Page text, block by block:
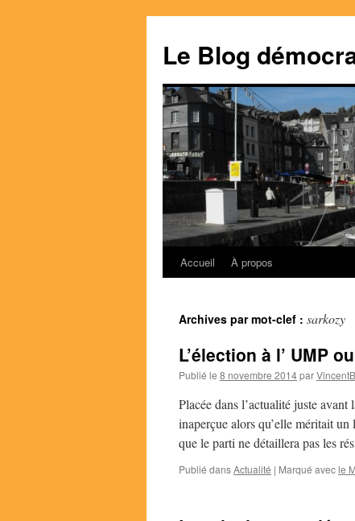
Le Blog
Aller
contenu
Accueil À propos
Archives par mot-clef : sarkozy
L’élection à l’ UMP
Publié le 8 novembre 2014parVincentB
Placée dans l’actualité juste
inaperçue alors qu’elle méritait
que le parti ne détaillera pas les
Publié dansActualité | Marqué avecle